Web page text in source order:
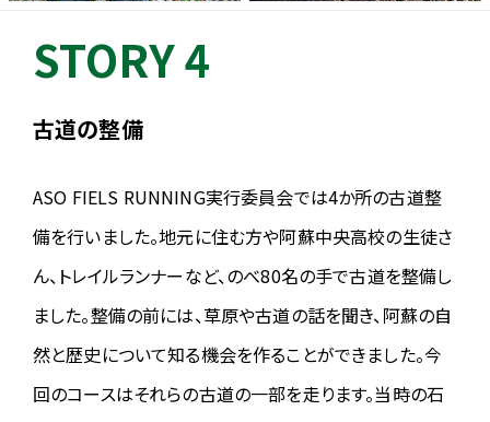
2025.05.08
【参加案内更新：温泉施設「四季の森」の利用について】
A6・93km「熊本ゼミナール」
会場から同施設へのシャトルバスについて追記しました。フィニッシ
→参加案内
2025.05.07
【お知らせ】mybrown by OREC
A6・93km「熊本ゼミナール」
栄養価の高いマイブラン（発芽玄米）おにぎりとシチューを提供しま
STORY 4
古道の整備
ASO FIELS RUNNING実行委員会では4か所の古道整
備を行いました。地元に住む方や阿蘇中央高校の生徒さ
ん、トレイルランナーなど、のべ80名の手で古道を整備し
ました。整備の前には、草原や古道の話を聞き、阿蘇の自
然と歴史について知る機会を作ることができました。今
回のコースはそれらの古道の一部を走ります。当時の石